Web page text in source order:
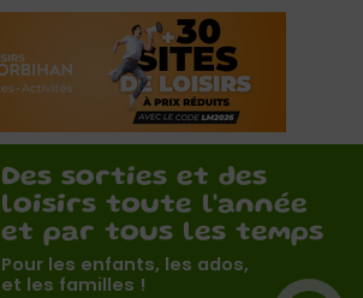
Des sorties et des
loisirs toute l'année
et par tous les temps
Pour les enfants, les ados,
et les familles !